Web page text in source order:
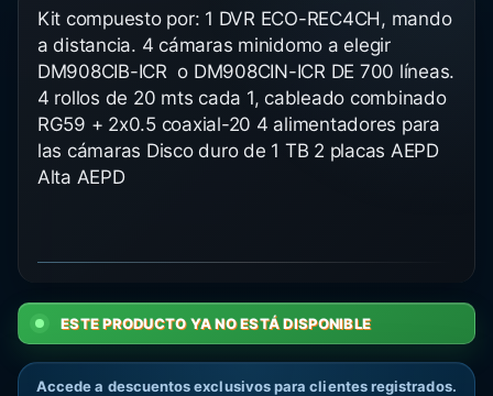
Kit compuesto por: 1 DVR ECO-REC4CH, mando
a distancia. 4 cámaras minidomo a elegir
DM908CIB-ICR o DM908CIN-ICR DE 700 líneas.
4 rollos de 20 mts cada 1, cableado combinado
RG59 + 2x0.5 coaxial-20 4 alimentadores para
las cámaras Disco duro de 1 TB 2 placas AEPD
Alta AEPD
ESTE PRODUCTO YA NO ESTÁ DISPONIBLE
Accede a descuentos exclusivos para clientes registrados.